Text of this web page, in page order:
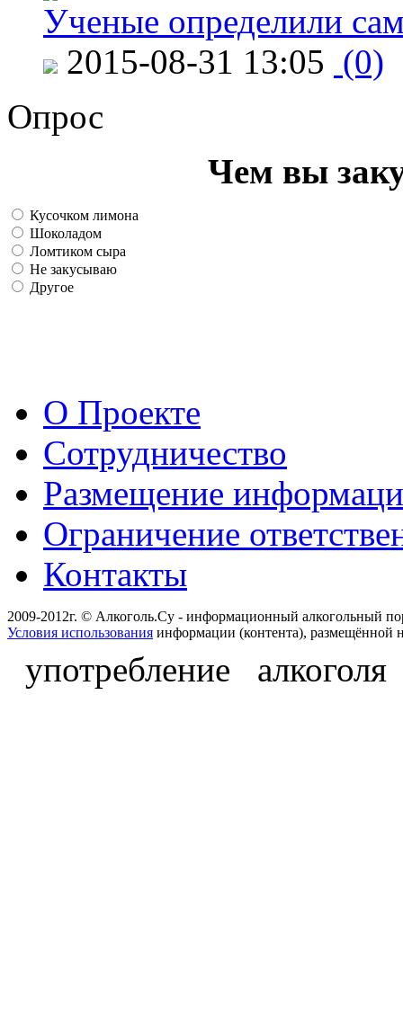
Ученые определили
2015-08-31 13:05 (0)
Опрос
Чем вы
Кусочком лимона
Шоколадом
Ломтиком сыра
Не закусываю
Другое
О Проекте
Сотрудничество
Размещение
Ограничение
Контакты
2009-2012г. © Алкоголь.Су - информационный алкогольный
Условия использования информации (контента), размещённой
употребление